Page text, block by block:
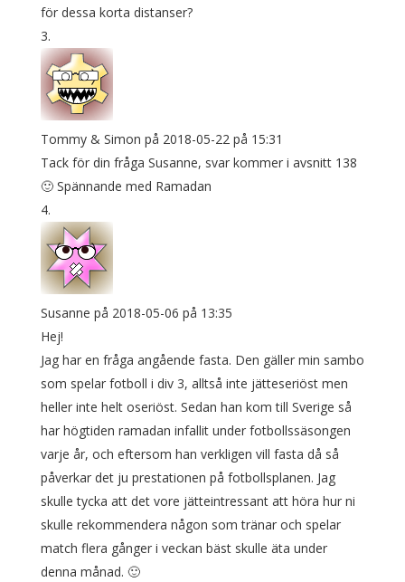
för dessa korta distanser?
Tommy & Simon på 2018-05-22 på 15:31
Tack för din fråga Susanne, svar kommer i avsnitt 138
🙂 Spännande med Ramadan
Susanne på 2018-05-06 på 13:35
Hej!
Jag har en fråga angående fasta. Den gäller min sambo
som spelar fotboll i div 3, alltså inte jätteseriöst men
heller inte helt oseriöst. Sedan han kom till Sverige så
har högtiden ramadan infallit under fotbollssäsongen
varje år, och eftersom han verkligen vill fasta då så
påverkar det ju prestationen på fotbollsplanen. Jag
skulle tycka att det vore jätteintressant att höra hur ni
skulle rekommendera någon som tränar och spelar
match flera gånger i veckan bäst skulle äta under
denna månad. 🙂